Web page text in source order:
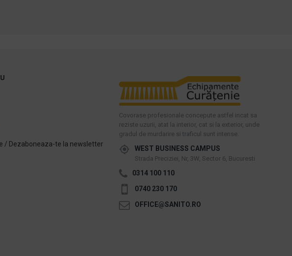
/ Dezaboneaza-te la newsletter
Covorase profesionale concepute astfel incat sa
reziste uzurii, atat la interior, cat si la exterior, unde
gradul de murdarire si traficul sunt intense.
WEST BUSINESS CAMPUS
Strada Preciziei, Nr, 3W, Sector 6, Bucuresti
0314 100 110
0740 230 170
OFFICE@SANITO.RO